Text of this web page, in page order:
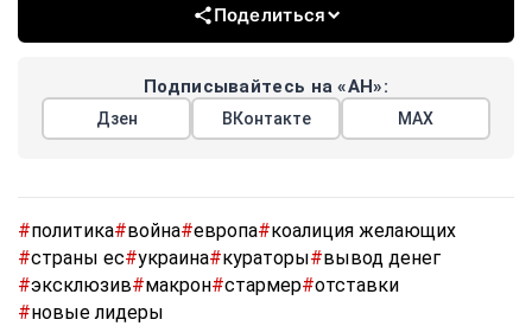
Поделиться
Подписывайтесь на «АН»:
Дзен ВКонтакте МАХ
#политика#война#европа#коалиция желающих
#страны ес#украина#кураторы#вывод денег
#эксклюзив#макрон#стармер#отставки
#новые лидеры